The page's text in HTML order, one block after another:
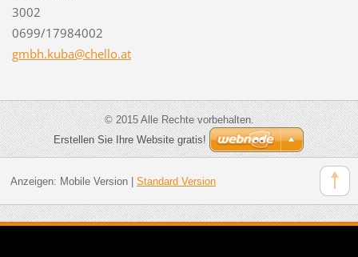
3002
0699/17984002
gmbh.kuba@chello.at
© 2015 Alle Rechte vorbehalten.
Erstellen Sie Ihre Website gratis!
Anzeigen: Mobile Version| Standard Version